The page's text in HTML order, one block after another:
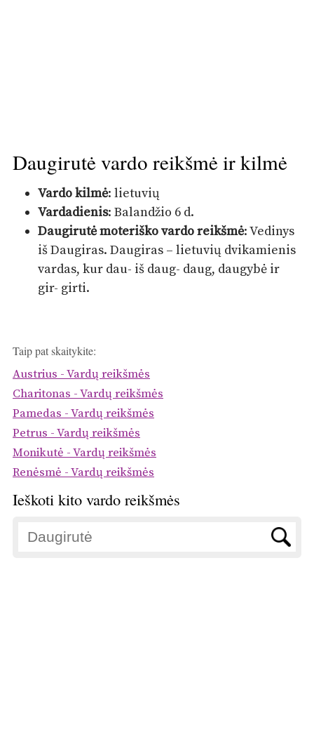
Daugirutė vardo reikšmė ir kilmė
Vardo kilmė: lietuvių
Vardadienis: Balandžio 6 d.
Daugirutė moteriško vardo reikšmė: Vedinys
iš Daugiras. Daugiras – lietuvių dvikamienis
vardas, kur dau- iš daug- daug, daugybė ir
gir- girti.
Taip pat skaitykite:
Austrius - Vardų reikšmės
Charitonas - Vardų reikšmės
Pamedas - Vardų reikšmės
Petrus - Vardų reikšmės
Monikutė - Vardų reikšmės
Renėsmė - Vardų reikšmės
Ieškoti kito vardo reikšmės